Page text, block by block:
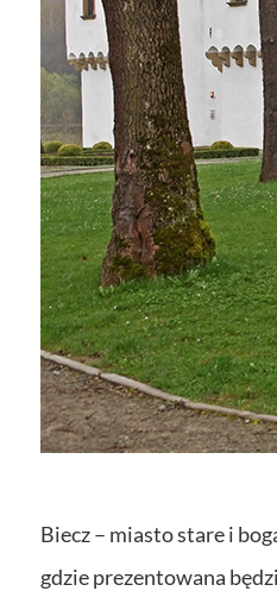
Biecz – miasto stare i
gdzie prezentowana